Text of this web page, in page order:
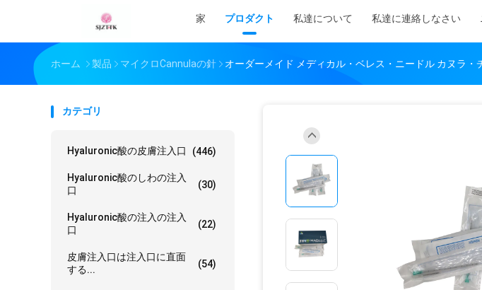
家 プロダクト 私達について 私達に連絡しなさい
ホーム 製品 マイクロCannulaの針 オーダーメイド メディカル・ベレス・ニードル カヌラ
カテゴリ
Hyaluronic酸の皮膚注入口 (446)
Hyaluronic酸のしわの注入
口
(30)
Hyaluronic酸の注入の注入
口
(22)
皮膚注入口は注入口に直面
する...
(54)